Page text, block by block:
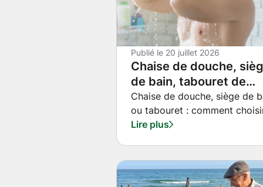
Publié le 20 juillet 2026
Chaise de douche,
de bain, tabouret de
douche : lequel choisir
selon la situation dans
Bas-Rhin ?
Chaise de douche, siège de
ou tabouret : comment
bon équipement pour
Rohrwiller.
Lire plus